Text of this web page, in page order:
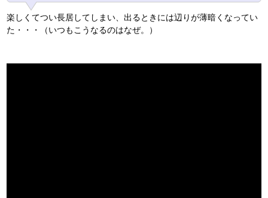
楽しくてつい長居してしまい、出るときには辺りが薄暗くなってい
た・・・（いつもこうなるのはなぜ。）